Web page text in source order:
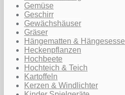
Gemüse
Geschirr
Gewächshäuser
Gräser
Hängematten & Hängesessel
Heckenpflanzen
Hochbeete
Hochteich & Teich
Kartoffeln
Kerzen & Windlichter